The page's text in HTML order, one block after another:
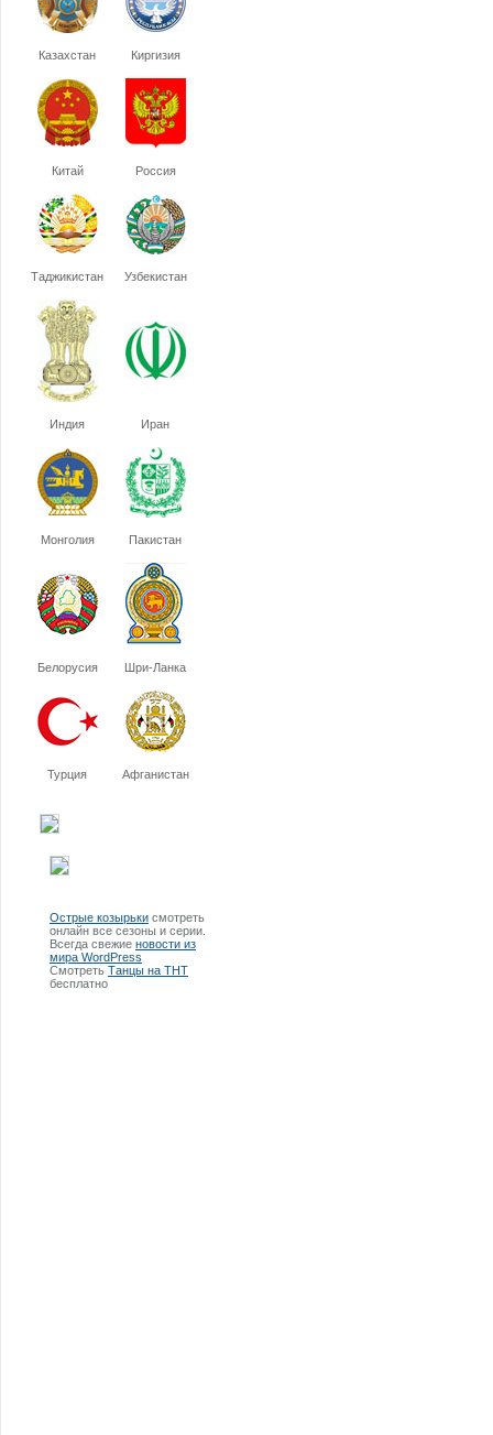
Казахстан Киргизия
Китай Россия
Таджикистан Узбекистан
Индия Иран
Монголия Пакистан
Белорусия Шри-Ланка
Турция Афганистан
Острые козырьки смотреть
онлайн все сезоны и серии.
Всегда свежие новости из
мира WordPress
Смотреть Танцы на ТНТ
бесплатно